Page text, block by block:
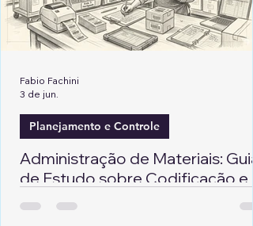
Administração de Materiais: Guia
de Estudo sobre Codificação e
Classificação
Planejamento e Controle
Fabio Fachini
3 de jun.